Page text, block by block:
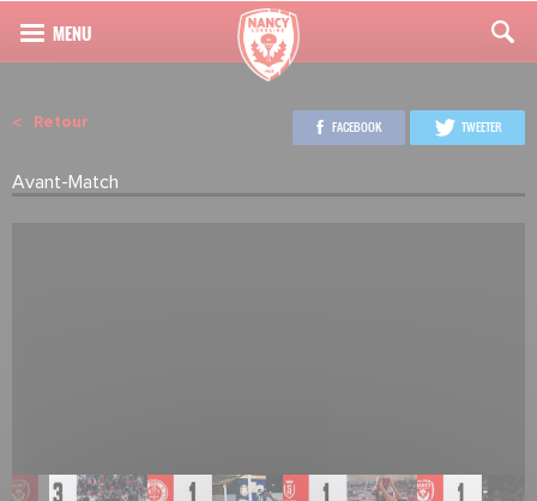
Retour
Avant-Match
FACEBOOK TWEETER